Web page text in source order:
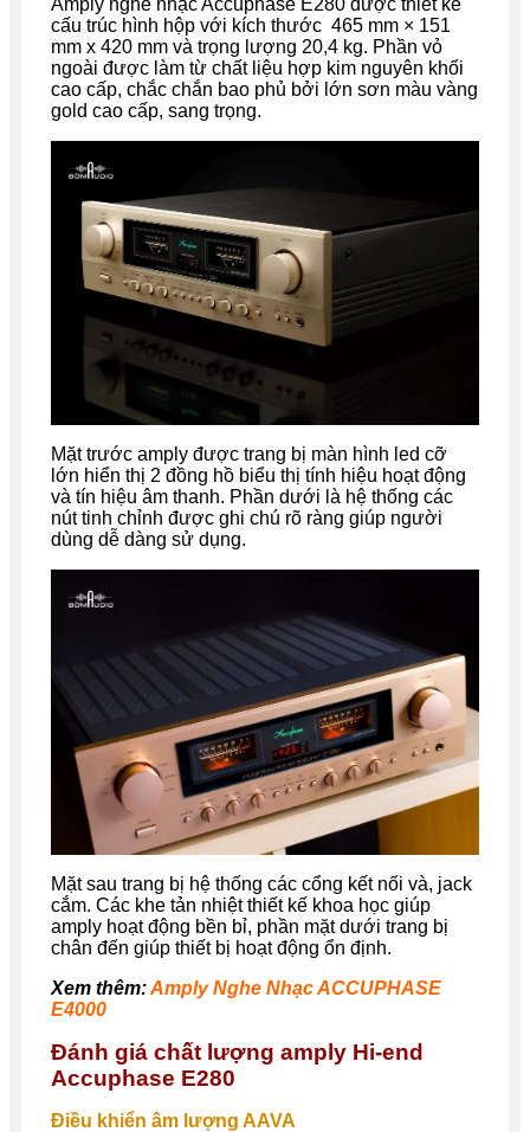
cấu trúc hình hộp với kích thước 465 mm × 151
mm x 420 mm và trọng lượng 20,4 kg. Phần vỏ
ngoài được làm từ chất liệu hợp kim nguyên khối
cao cấp, chắc chắn bao phủ bởi lớn sơn màu vàng
gold cao cấp, sang trọng.
Mặt trước amply được trang bị màn hình led cỡ
lớn hiển thị 2 đồng hồ biểu thị tính hiệu hoạt động
và tín hiệu âm thanh. Phần dưới là hệ thống các
nút tinh chỉnh được ghi chú rõ ràng giúp người
dùng dễ dàng sử dụng.
Mặt sau trang bị hệ thống các cổng kết nối và, jack
cắm. Các khe tản nhiệt thiết kế khoa học giúp
amply hoạt động bền bỉ, phần mặt dưới trang bị
chân đến giúp thiết bị hoạt động ổn định.
Xem thêm:Amply Nghe Nhạc ACCUPHASE
E4000
Đánh giá chất lượng amply Hi-end
Accuphase E280
Điều khiển âm lượng AAVA